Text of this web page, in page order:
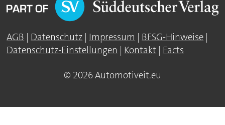
AGB | Datenschutz | Impressum | BFSG-Hinweise |
Datenschutz-Einstellungen | Kontakt | Facts
© 2026 Automotiveit.eu